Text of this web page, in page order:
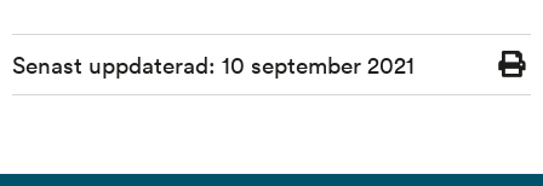
Sidinformation
Senast uppdaterad: 10 september 2021
Skriv
ut